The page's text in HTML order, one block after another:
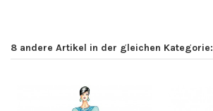
8 andere Artikel in der gleichen Kategorie: